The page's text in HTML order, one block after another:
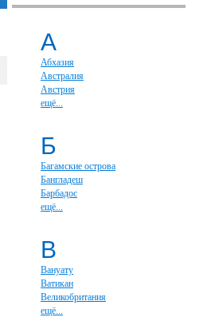
А
Абхазия
Австралия
Австрия
ещё...
Б
Багамские острова
Бангладеш
Барбадос
ещё...
В
Вануату
Ватикан
Великобритания
ещё...